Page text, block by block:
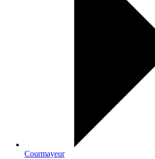
Courmayeur